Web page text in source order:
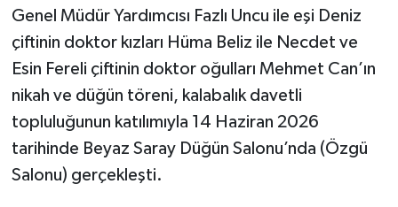
Genel Müdür Yardımcısı Fazlı Uncu ile eşi Deniz
çiftinin doktor kızları Hüma Beliz ile Necdet ve
Esin Fereli çiftinin doktor oğulları Mehmet Can’ın
nikah ve düğün töreni, kalabalık davetli
topluluğunun katılımıyla 14 Haziran 2026
tarihinde Beyaz Saray Düğün Salonu’nda (Özgü
Salonu) gerçekleşti.